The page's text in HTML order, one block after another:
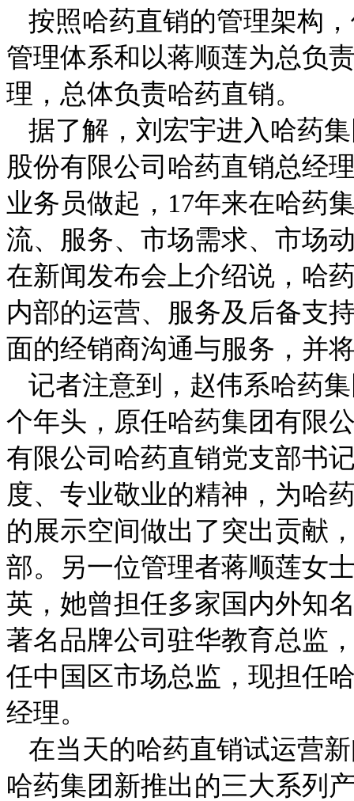
按照哈药直销的管理架构
管理体系和以蒋顺莲为总负
理，总体负责哈药直销。
据了解，刘宏宇进入哈药
股份有限公司哈药直销总经
业务员做起， 17年来在哈药
流、服务、市场需求、市场
在新闻发布会上介绍说，哈
内部的运营、服务及后备支
面的经销商沟通与服务，并
记者注意到，赵伟系哈药
个年头，原任哈药集团有限
有限公司哈药直销党支部书
度、专业敬业的精神，为哈
的展示空间做出了突出贡献
部。另一位管理者蒋顺莲女
英，她曾担任多家国内外知
著名品牌公司驻华教育总监
任中国区市场总监，现担任
经理。
在当天的哈药直销试运营
哈药集团新推出的三大系列